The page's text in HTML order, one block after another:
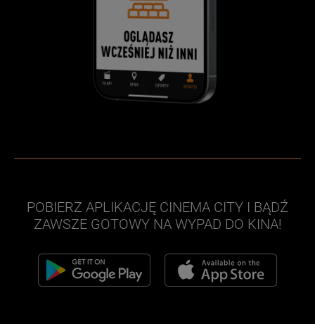
POBIERZ APLIKACJĘ CINEMA CITY I BĄDŹ
ZAWSZE GOTOWY NA WYPAD DO KINA!